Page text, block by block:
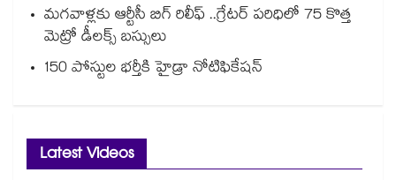
మగవాళ్లకు ఆర్టీసీ బిగ్ రిలీఫ్ ..గ్రేటర్ పరిధిలో 75 కొత్త
మెట్రో డీలక్స్ బస్సులు
150 పోస్టుల భర్తీకి హైడ్రా నోటిఫికేషన్
Latest Videos